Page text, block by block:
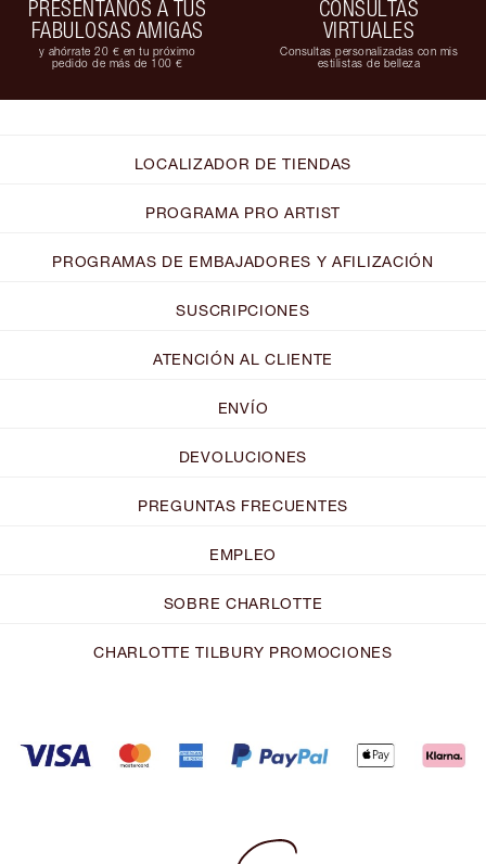
PRESÉNTANOS A TUS
FABULOSAS AMIGAS
y ahórrate 20 € en tu próximo
pedido de más de 100 €
CONSULTAS
VIRTUALES
Consultas personalizadas con mis
estilistas de belleza
LOCALIZADOR DE TIENDAS
PROGRAMA PRO ARTIST
PROGRAMAS DE EMBAJADORES Y AFILIZACIÓN
SUSCRIPCIONES
ATENCIÓN AL CLIENTE
ENVÍO
DEVOLUCIONES
PREGUNTAS FRECUENTES
EMPLEO
SOBRE CHARLOTTE
CHARLOTTE TILBURY PROMOCIONES